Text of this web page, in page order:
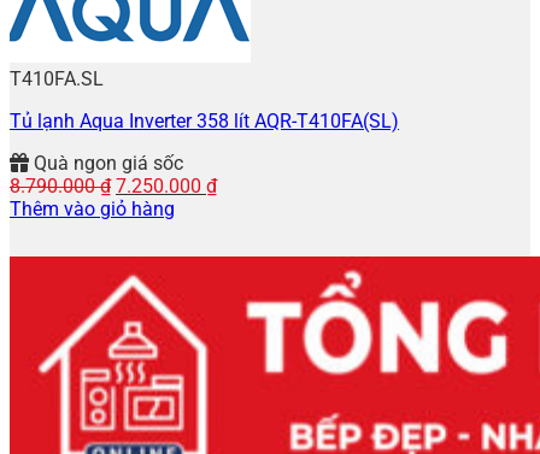
T410FA.SL
Tủ lạnh Aqua Inverter 358 lít AQR-T410FA(SL)
Quà ngon giá sốc
8.790.000₫ Giá
gốc
8.790.000 ₫.
7.250.000 ₫Giá
là:
Thêm vào giỏ hàng